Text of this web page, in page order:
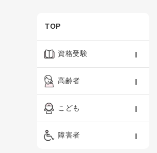
TOP
資格受験
ケアマネジャー
精神保健福祉士
高齢者
認知症ケア・介護技術
ーシャルワーク
こども
保育・教育／発達障害
障害者